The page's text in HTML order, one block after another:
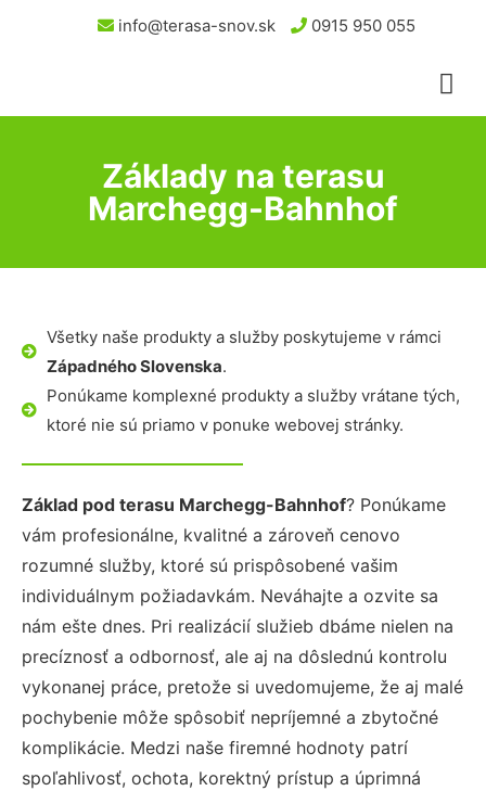
info@terasa-snov.sk 0915 950 055
Základy na terasu
Marchegg-Bahnhof
Všetky naše produkty a služby poskytujeme v rámci
Západného Slovenska.
Ponúkame komplexné produkty a služby vrátane tých,
ktoré nie sú priamo v ponuke webovej stránky.
Základ pod terasu Marchegg-Bahnhof? Ponúkame
vám profesionálne, kvalitné a zároveň cenovo
rozumné služby, ktoré sú prispôsobené vašim
individuálnym požiadavkám. Neváhajte a ozvite sa
nám ešte dnes. Pri realizácií služieb dbáme nielen na
precíznosť a odbornosť, ale aj na dôslednú kontrolu
vykonanej práce, pretože si uvedomujeme, že aj malé
pochybenie môže spôsobiť nepríjemné a zbytočné
komplikácie. Medzi naše firemné hodnoty patrí
spoľahlivosť, ochota, korektný prístup a úprimná